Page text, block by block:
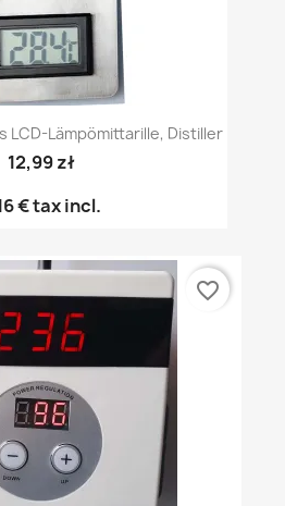
LCD-Lämpömittarille, Distiller
12,99 zł
€tax incl.
favorite_border